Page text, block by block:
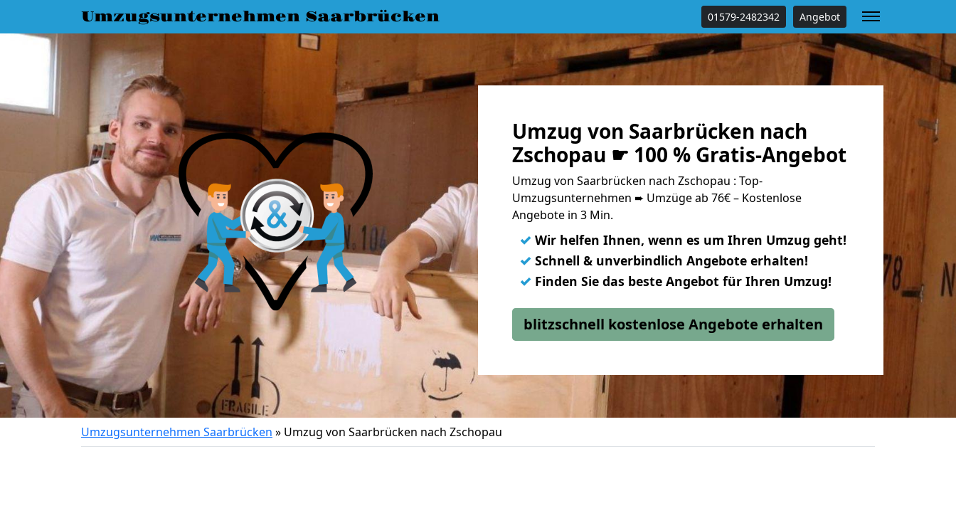
Umzugsunternehmen Saarbrücken 01579-2482342 Angebot
Umzug von Saarbrücken nach
Zschopau ☛ 100 % Gratis-Angebot
Umzug von Saarbrücken nach Zschopau : Top-
Umzugsunternehmen ➨ Umzüge ab 76€ – Kostenlose
Angebote in 3 Min.
✓ Wir helfen Ihnen, wenn es um Ihren Umzug geht!
✓ Schnell & unverbindlich Angebote erhalten!
✓ Finden Sie das beste Angebot für Ihren Umzug!
blitzschnell kostenlose Angebote erhalten
Umzugsunternehmen Saarbrücken » Umzug von Saarbrücken nach Zschopau